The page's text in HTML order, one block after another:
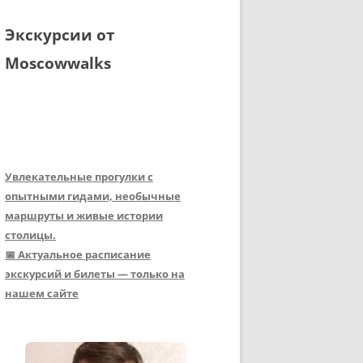
Экскурсии от
Moscowwalks
Увлекательные прогулки с
опытными гидами, необычные
маршруты и живые истории
столицы.
📅 Актуальное расписание
экскурсий и билеты — только на
нашем сайте